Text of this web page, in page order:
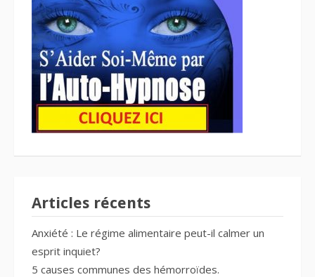
Articles récents
Anxiété : Le régime alimentaire peut-il calmer un
esprit inquiet?
5 causes communes des hémorroïdes.